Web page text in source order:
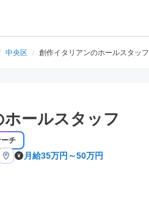
中央区 / 創作イタリアンのホールスタッフ
ールスタッフ
チ
月給35万円～50万円